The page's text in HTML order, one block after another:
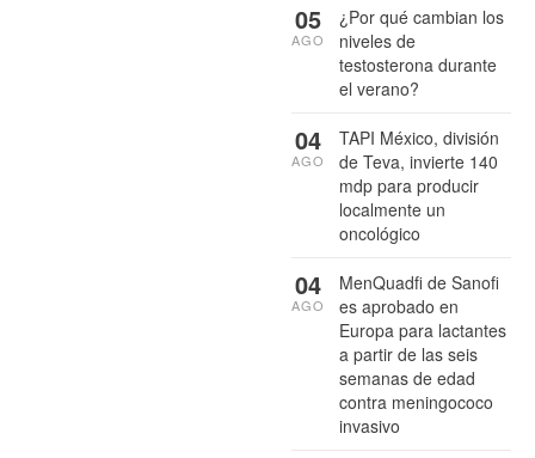
¿Por qué cambian los
niveles de
testosterona durante
el verano?
05
AGO
TAPI México, división
de Teva, invierte 140
mdp para producir
localmente un
oncológico
04
AGO
MenQuadfi de Sanofi
es aprobado en
Europa para lactantes
a partir de las seis
semanas de edad
contra meningococo
invasivo
04
AGO